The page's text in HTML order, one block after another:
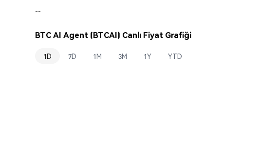
--
BTC AI Agent (BTCAI) Canlı Fiyat Grafiği
1D 7D 1M 3M 1Y YTD